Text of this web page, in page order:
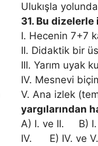
Ulukışla
31. Bu
I. Hecenin 7+7
II. Didaktik bir
III. Yarım uyak
IV. Mesnevi
V. Ana izlek
yargılarından
A) I. ve II. B)
IV. E) IV. ve V.